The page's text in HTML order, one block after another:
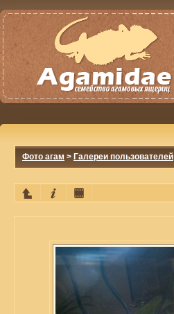
Фото агам > Галереи пользователей